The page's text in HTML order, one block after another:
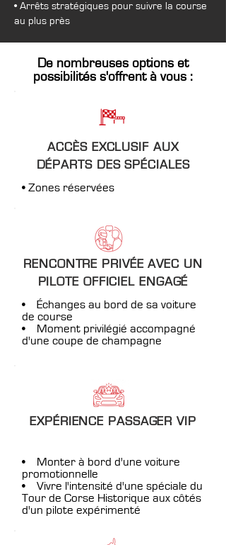
• Arrêts stratégiques pour suivre la course
au plus près
De nombreuses options et
possibilités s'offrent à vous :
ACCÈS EXCLUSIF AUX
DÉPARTS DES SPÉCIALES
• Zones réservées
RENCONTRE PRIVÉE AVEC UN
PILOTE OFFICIEL ENGAGÉ
• Échanges au bord de sa voiture
de course
• Moment privilégié accompagné
d'une coupe de champagne
EXPÉRIENCE PASSAGER VIP
• Monter à bord d'une voiture
promotionnelle
• Vivre l'intensité d'une spéciale du
Tour de Corse Historique aux côtés
d'un pilote expérimenté